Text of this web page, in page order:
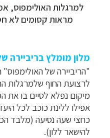
למרגלות האולימפוס,
מראות קסומים לא
מלון מומלץ בריביירה
"הריביירה של האולימפוס"
לרצועת החוף שלמרגלות
מיקום נפלא לסיים בו את
אפילו ללינת כוכב לכל
כחצי שעה נסיעה (מלבד
להישאר ללון).